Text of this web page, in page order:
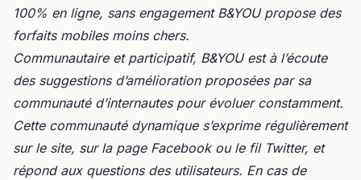
100% en ligne, sans engagement B&YOU propose des
forfaits mobiles moins chers.
Communautaire et participatif, B&YOU est à l’écoute
des suggestions d’amélioration proposées par sa
communauté d’internautes pour évoluer constamment.
Cette communauté dynamique s’exprime régulièrement
sur le site, sur la page Facebook ou le fil Twitter, et
répond aux questions des utilisateurs. En cas de